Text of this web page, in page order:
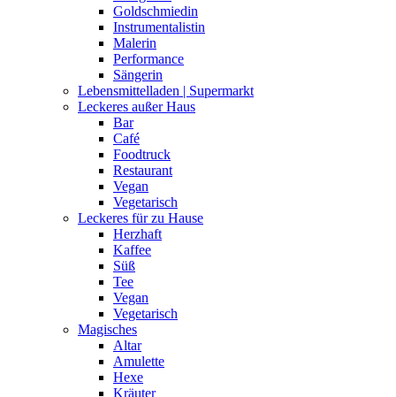
Goldschmiedin
Instrumentalistin
Malerin
Performance
Sängerin
Lebensmittelladen | Supermarkt
Leckeres außer Haus
Bar
Café
Foodtruck
Restaurant
Vegan
Vegetarisch
Leckeres für zu Hause
Herzhaft
Kaffee
Süß
Tee
Vegan
Vegetarisch
Magisches
Altar
Amulette
Hexe
Kräuter